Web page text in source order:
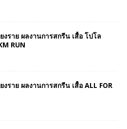
งราย ผลงานการสกรีน เสื้อ โปโล
RUN
งราย ผลงานการสกรีน เสื้อ ALL FOR